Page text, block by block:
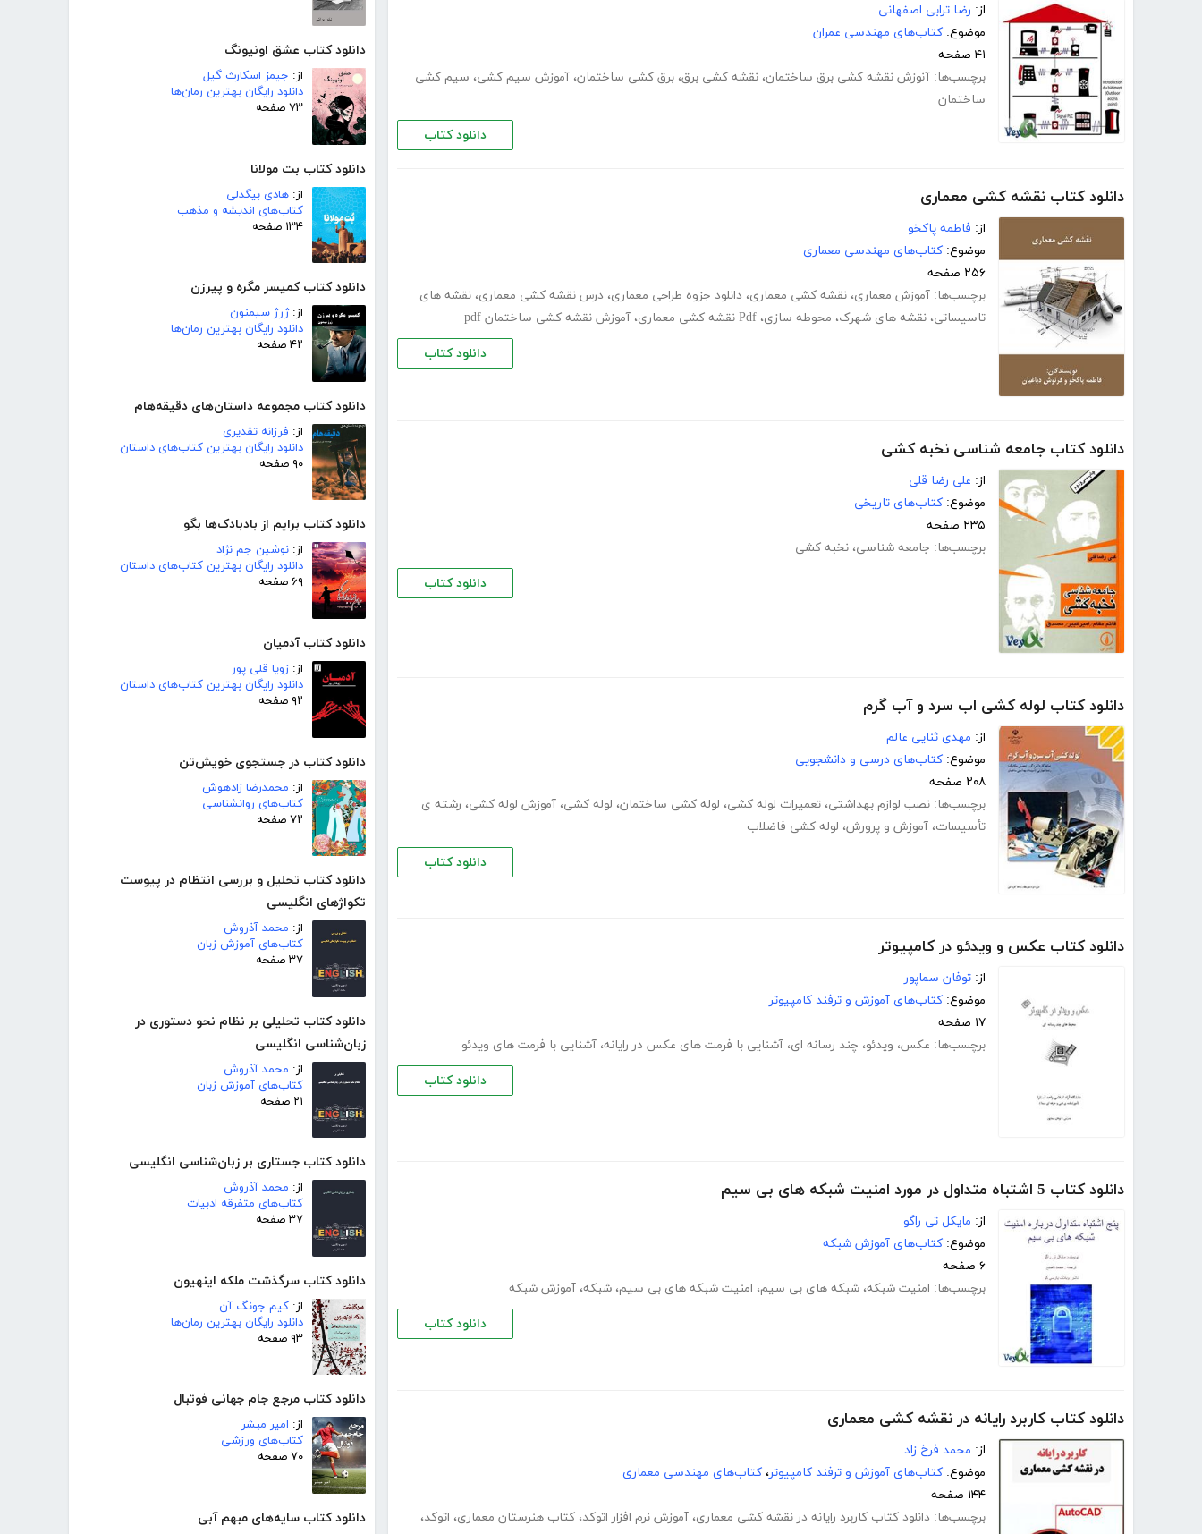
دانلود کتاب عشق اونیونگ
از: جیمز اسکارث گیل
دانلود رایگان بهترین رمان‌ها
۷۳ صفحه
دانلود کتاب بت مولانا
از: هادی بیگدلی
کتاب‌های اندیشه و مذهب
۱۳۴ صفحه
دانلود کتاب کمیسر مگره و پیرزن
از:ژرژ سیمنون
دانلود رایگان بهترین رمان‌ها
۴۲ صفحه
دانلود کتاب مجموعه داستان‌های دقیقه‌هام
از: فرزانه تقدیری
دانلود رایگان بهترین کتاب‌های داستان
۹۰ صفحه
دانلود کتاب برایم از بادبادک‌ها بگو
از: نوشین جم نژاد
دانلود رایگان بهترین کتاب‌های داستان
۶۹ صفحه
دانلود کتاب آدمیان
از: زویا قلی پور
دانلود رایگان بهترین کتاب‌های داستان
۹۲ صفحه
دانلود کتاب در جستجوی خویش‌تن
از: محمدرضا زادهوش
کتاب‌های روانشناسی
۷۲ صفحه
دانلود کتاب تحلیل و بررسی انتظام در پیوست
تکواژهای انگلیسی
از: محمد آذروش
کتاب‌های آموزش زبان
۳۷ صفحه
دانلود کتاب تحلیلی بر نظام نحو دستوری در
زبان‌شناسی انگلیسی
از: محمد آذروش
کتاب‌های آموزش زبان
۲۱ صفحه
دانلود کتاب جستاری بر زبان‌شناسی انگلیسی
از: محمد آذروش
کتاب‌های متفرقه ادبیات
۳۷ صفحه
دانلود کتاب سرگذشت ملکه اینهیون
از: کیم جونگ آن
دانلود رایگان بهترین رمان‌ها
۹۳ صفحه
دانلود کتاب مرجع جام جهانی فوتبال
از: امیر مبشر
کتاب‌های ورزشی
۷۰ صفحه
دانلود کتاب سایه‌های مبهم آبی
از: رضا ترابی اصفهانی
موضوع: کتاب‌های مهندسی عمران
۴۱ صفحه
برچسب‌ها: آنوزش نقشه کشی برق ساختمان، نقشه کشی برق، برق کشی ساختمان، آموزش سیم کشی، سیم کشی
ساختمان
دانلود کتاب
دانلود کتاب نقشه کشی معماری
از: فاطمه پاکخو
موضوع: کتاب‌های مهندسی معماری
۲۵۶ صفحه
برچسب‌ها: آموزش معماری، نقشه کشی معماری، دانلود جزوه طراحی معماری، درس نقشه کشی معماری، نقشه های
تاسیساتی، نقشه های شهرک، محوطه سازی، Pdf نقشه کشی معماری ، آموزش نقشه کشی ساختمان pdf
دانلود کتاب
دانلود کتاب جامعه شناسی نخبه کشی
از: علی رضا قلی
موضوع: کتاب‌های تاریخی
۲۳۵ صفحه
برچسب‌ها: جامعه شناسی، نخبه کشی
دانلود کتاب
دانلود کتاب لوله کشی اب سرد و آب گرم
از: مهدى ثنایی عالم
موضوع: کتاب‌های درسی و دانشجویی
۲۰۸ صفحه
برچسب‌ها: نصب لوازم بهداشتی، تعمیرات لوله کشی، لوله کشی ساختمان، لوله کشی، آموزش لوله کشی، رشته ی
تأسیسات، آموزش و پرورش، لوله کشی فاضلاب
دانلود کتاب
دانلود کتاب عکس و ویدئو در کامپیوتر
از: توفان سماپور
موضوع: کتاب‌های آموزش و ترفند کامپیوتر
۱۷ صفحه
برچسب‌ها: عکس، ویدئو، چند رسانه ای، آشنایی با فرمت های عکس در رایانه، آشنایی با فرمت های ویدئو
دانلود کتاب
دانلود کتاب 5 اشتباه متداول در مورد امنیت شبکه های بی سیم
از: مایکل تی راگو
موضوع: کتاب‌های آموزش شبکه
۶ صفحه
برچسب‌ها: امنیت شبکه، شبکه های بی سیم، امنیت شبکه های بی سیم، شبکه، آموزش شبکه
دانلود کتاب
دانلود کتاب کاربرد رایانه در نقشه کشی معماری
از: محمد فرخ زاد
موضوع: کتاب‌های آموزش و ترفند کامپیوتر، کتاب‌های مهندسی معماری
۱۴۴ صفحه
برچسب‌ها: دانلود کتاب کاربرد رایانه در نقشه کشی معماری، آموزش نرم افزار اتوکد، کتاب هنرستان معماری، اتوکد،